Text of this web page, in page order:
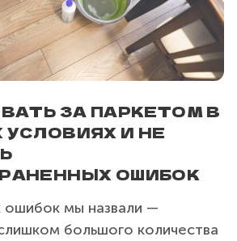
ЗА ПАРКЕТОМ В
И НЕ
ОШИБОК
ошибок мы назвали —
большого количества